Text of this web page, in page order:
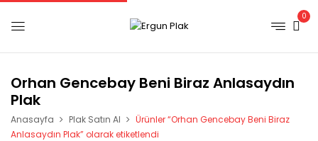
0
Orhan Gencebay Beni Biraz Anlasaydın
Plak
Anasayfa Plak Satın Al
Ürünler “Orhan Gencebay Beni Biraz
Anlasaydın Plak” olarak etiketlendi